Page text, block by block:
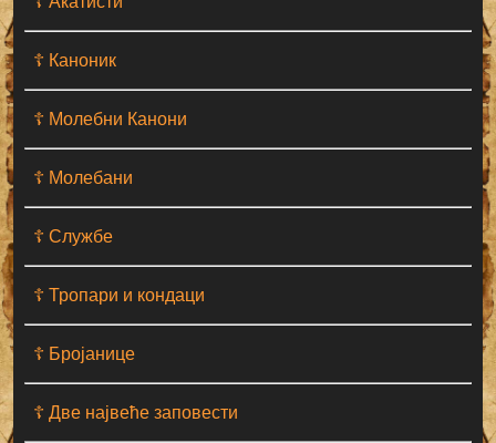
☦ Каноник
☦ Молебни Канони
☦ Молебани
☦ Службе
☦ Тропари и кондаци
☦ Бројанице
☦ Две највеће заповести